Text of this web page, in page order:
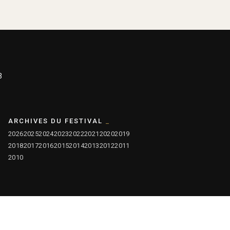
ARCHIVES DU FESTIVAL
202620252024202320222021 20202019
20182017201620152014201320122011
2010